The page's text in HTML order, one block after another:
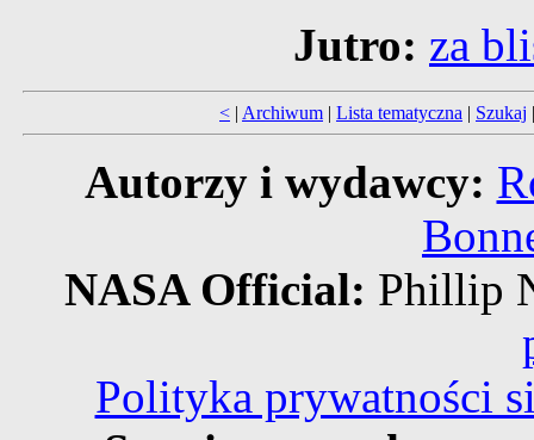
Jutro: za
< | Archiwum | Lista tematyczna | Szukaj
Autorzy i wydawcy:
NASA Official: Phillip
Polityka prywatności